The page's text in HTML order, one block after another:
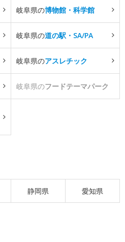
岐阜県の博物館・科学館
岐阜県の道の駅・SA/PA
岐阜県のアスレチック
岐阜県のフードテーマパーク
静岡県 愛知県